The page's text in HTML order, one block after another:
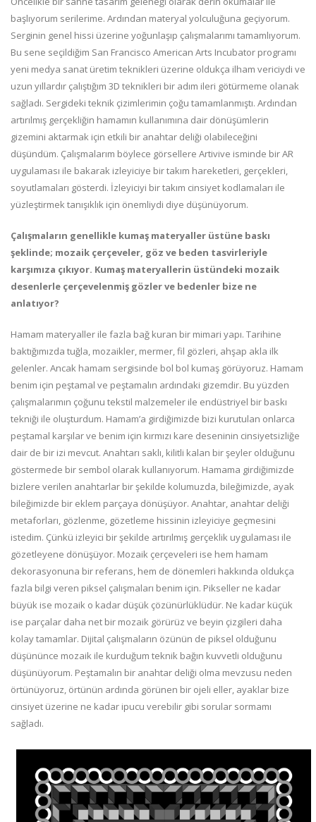
başlıyorum serilerime. Ardından materyal yolculuğuna geçiyorum.
Serginin genel hissi üzerine yoğunlaşıp çalışmalarımı tamamlıyorum.
Bu sene seçildiğim San Francisco American Arts Incubator programı
yeni medya sanat üretim teknikleri üzerine oldukça ilham vericiydi ve
uzun yıllardır çalıştığım 3D teknikleri bir adım ileri götürmeme olanak
sağladı. Sergideki teknik çizimlerimin çoğu tamamlanmıştı. Ardından
artırılmış gerçekliğin hamamın kullanımına dair dönüşümlerin
gizemini aktarmak için etkili bir anahtar deliği olabileceğini
düşündüm. Çalışmalarım böylece görsellere Artivive isminde bir AR
uygulaması ile bakarak izleyiciye bir takım hareketleri, gerçekleri,
soyutlamaları gösterdi. İzleyiciyi bir takım cinsiyet kodlamaları ile
yüzleştirmek tanışıklık için önemliydi diye düşünüyorum.
Çalışmaların genellikle kumaş materyaller üstüne baskı
şeklinde; mozaik çerçeveler, göz ve beden tasvirleriyle
karşımıza çıkıyor. Kumaş materyallerin üstündeki mozaik
desenlerle çerçevelenmiş gözler ve bedenler bize ne
anlatıyor?
Hamam materyaller ile fazla bağ kuran bir mimari yapı. Tarihine
baktığımızda tuğla, mozaikler, mermer, fil gözleri, ahşap akla ilk
gelenler. Ancak hamam sergisinde bol bol kumaş görüyoruz. Hamam
benim için peştamal ve peştamalın ardındaki gizemdir. Bu yüzden
çalışmalarımın çoğunu tekstil malzemeler ile endüstriyel bir baskı
tekniği ile oluşturdum. Hamam’a girdiğimizde bizi kurutulan onlarca
peştamal karşılar ve benim için kırmızı kare deseninin cinsiyetsizliğe
dair de bir izi mevcut. Anahtarı saklı, kilitli kalan bir şeyler olduğunu
göstermede bir sembol olarak kullanıyorum. Hamama girdiğimizde
bizlere verilen anahtarlar bir şekilde kolumuzda, bileğimizde, ayak
bileğimizde bir eklem parçaya dönüşüyor. Anahtar, anahtar deliği
metaforları, gözlenme, gözetleme hissinin izleyiciye geçmesini
istedim. Çünkü izleyici bir şekilde artırılmış gerçeklik uygulaması ile
gözetleyene dönüşüyor. Mozaik çerçeveleri ise hem hamam
dekorasyonuna bir referans, hem de dönemleri hakkında oldukça
fazla bilgi veren piksel çalışmaları benim için. Pikseller ne kadar
büyük ise mozaik o kadar düşük çözünürlüklüdür. Ne kadar küçük
ise parçalar daha net bir mozaik görürüz ve beyin çizgileri daha
kolay tamamlar. Dijital çalışmaların özünün de piksel olduğunu
düşününce mozaik ile kurduğum teknik bağın kuvvetli olduğunu
düşünüyorum. Peştamalın bir anahtar deliği olma mevzusu neden
örtünüyoruz, örtünün ardında görünen bir ojeli eller, ayaklar bize
cinsiyet üzerine ne kadar ipucu verebilir gibi sorular sormamı
sağladı.